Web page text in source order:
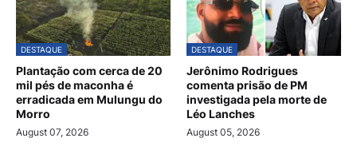
DESTAQUE
Plantação com cerca de 20
mil pés de maconha é
erradicada em Mulungu do
Morro
August 07, 2026
DESTAQUE
Jerônimo Rodrigues
comenta prisão de PM
investigada pela morte de
Léo Lanches
August 05, 2026